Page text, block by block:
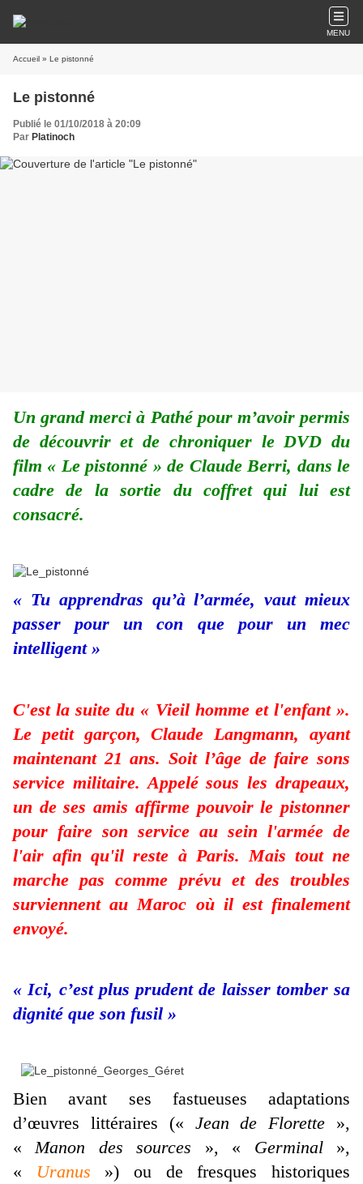
MENU
Accueil » Le pistonné
Le pistonné
Publié le 01/10/2018 à 20:09
Par Platinoch
Un grand merci à Pathé pour m’avoir permis
de découvrir et de chroniquer le DVD du
film « Le pistonné » de Claude Berri, dans le
cadre de la sortie du coffret qui lui est
consacré.
« Tu apprendras qu’à l’armée, vaut mieux
passer pour un con que pour un mec
intelligent »
C'est la suite du « Vieil homme et l'enfant ».
Le petit garçon, Claude Langmann, ayant
maintenant 21 ans. Soit l’âge de faire sons
service militaire. Appelé sous les drapeaux,
un de ses amis affirme pouvoir le pistonner
pour faire son service au sein l'armée de
l'air afin qu'il reste à Paris. Mais tout ne
marche pas comme prévu et des troubles
surviennent au Maroc où il est finalement
envoyé.
« Ici, c’est plus prudent de laisser tomber sa
dignité que son fusil »
Bien avant ses fastueuses adaptations
d’œuvres littéraires (« Jean de Florette »,
« Manon des sources », « Germinal»,
« Uranus
») ou de fresques historiques